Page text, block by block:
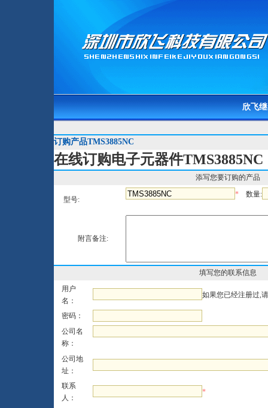
欣飞
订购产品TMS3885NC
在线订购电子元器件TMS3885NC
添写您要订购的产品
型号:
* 数量:
附言备注:
填写您的联系信息
用户
名：
如果您已经注册过,
密码：
公司名
称：
公司地
址：
联系
人：
*